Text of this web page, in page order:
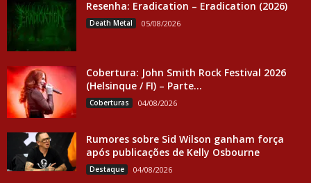
Resenha: Eradication – Eradication (2026)
Death Metal 05/08/2026
Cobertura: John Smith Rock Festival 2026
(Helsinque / FI) – Parte...
Coberturas 04/08/2026
Rumores sobre Sid Wilson ganham força
após publicações de Kelly Osbourne
Destaque 04/08/2026